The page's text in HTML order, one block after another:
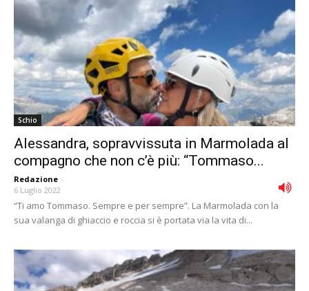
Schio
Alessandra, sopravvissuta in Marmolada al
compagno che non c’è più: “Tommaso...
Redazione -
6 Luglio 2022
“Ti amo Tommaso. Sempre e per sempre”. La Marmolada con la
sua valanga di ghiaccio e roccia si è portata via la vita di...